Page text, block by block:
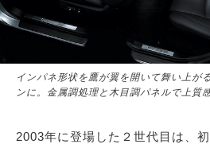
インパネ形状を鷹が翼を開いて舞い上が
ンに。金属調処理と木目調パネルで上質
2003年に登場した２世代目は、